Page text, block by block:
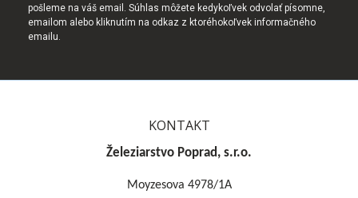
pošleme na váš email. Súhlas môžete kedykoľvek odvolať písomne,
emailom alebo kliknutím na odkaz z ktoréhokoľvek informačného
emailu.
KONTAKT
Železiarstvo Poprad, s.r.o.
Moyzesova 4978/1A